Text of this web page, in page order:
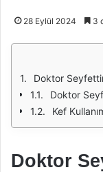
28 Eylül 2024 3
Doktor
Doktor
Kef
Doktor